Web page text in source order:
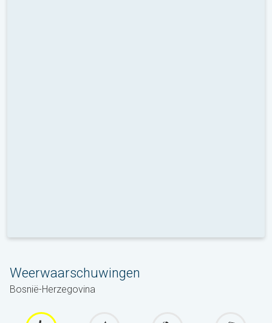
Weerwaarschuwingen
Bosnië-Herzegovina